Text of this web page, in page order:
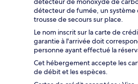
détecteur de fumée, un système
trousse de secours sur place.
Le nom inscrit sur la carte de
garantie à l'arrivée doit
personne ayant effectué la
Cet hébergement accepte les
de débit et les espèces.